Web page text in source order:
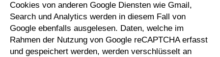
Cookies von anderen Google Diensten wie Gmail,
Search und Analytics werden in diesem Fall von
Google ebenfalls ausgelesen. Daten, welche im
Rahmen der Nutzung von Google reCAPTCHA erfasst
und gespeichert werden, werden verschlüsselt an